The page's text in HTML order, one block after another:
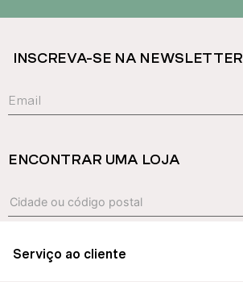
INSCREVA-SE NA NEWSLETTER
ENCONTRAR UMA LOJA
Serviço ao cliente